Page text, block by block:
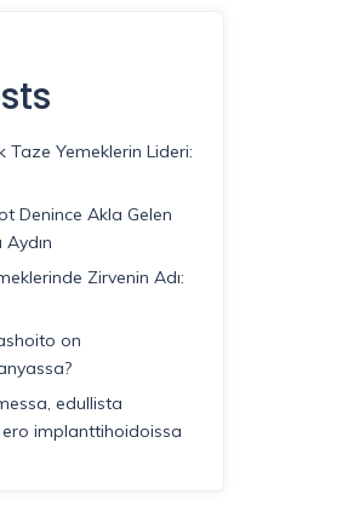
Taze Yemeklerin Lideri:
Denince Akla Gelen
Zirvenin Adı:
on
edullista
implanttihoidoissa